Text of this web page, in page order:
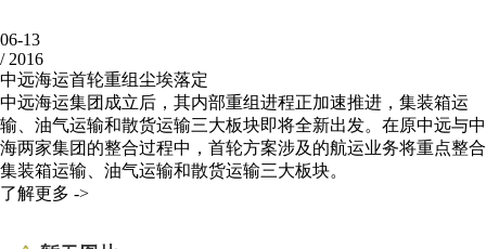
06-13
/ 2016
中远海运首轮重组尘埃落定
中远海运集团成立后，其内部重组进程正加速推进，集装箱运
输、油气运输和散货运输三大板块即将全新出发。在原中远与中
海两家集团的整合过程中，首轮方案涉及的航运业务将重点整合
集装箱运输、油气运输和散货运输三大板块。
了解更多 ->